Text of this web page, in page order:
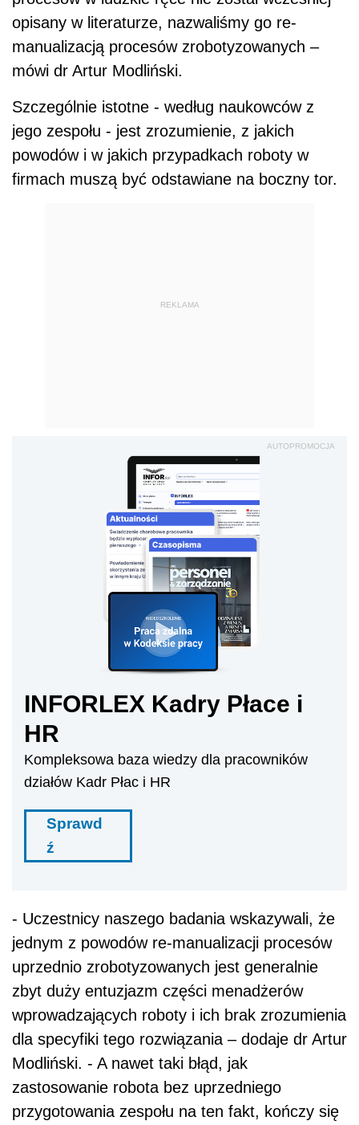
opisany w literaturze, nazwaliśmy go re-
manualizacją procesów zrobotyzowanych –
mówi dr Artur Modliński.
Szczególnie istotne - według naukowców z
jego zespołu - jest zrozumienie, z jakich
powodów i w jakich przypadkach roboty w
firmach muszą być odstawiane na boczny tor.
REKLAMA
AUTOPROMOCJA
INFORLEX Kadry Płace i
HR
Kompleksowa baza wiedzy dla pracowników
działów Kadr Płac i HR
Sprawd
ź
- Uczestnicy naszego badania wskazywali, że
jednym z powodów re-manualizacji procesów
uprzednio zrobotyzowanych jest generalnie
zbyt duży entuzjazm części menadżerów
wprowadzających roboty i ich brak zrozumienia
dla specyfiki tego rozwiązania – dodaje dr Artur
Modliński. - A nawet taki błąd, jak
zastosowanie robota bez uprzedniego
przygotowania zespołu na ten fakt, kończy się